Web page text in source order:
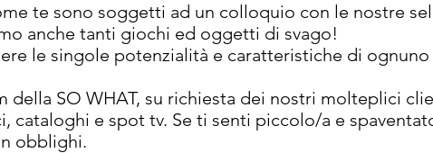
te sono soggetti ad un colloquio con le nostre
anche tanti giochi ed oggetti di svago!
le singole potenzialità e caratteristiche di ognuno
della SO WHAT, su richiesta dei nostri molteplici
cataloghi e spot tv. Se ti senti piccolo/a e
obblighi.